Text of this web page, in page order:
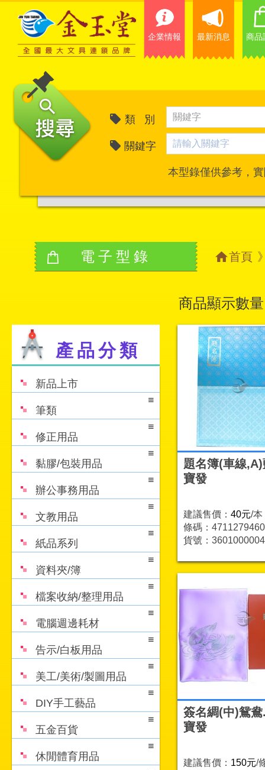
企業情報 最新消息 商品
類 別
關鍵字
本型錄僅供參考，
電子型錄 首頁
產品分類
新品上市
筆類
修正用品
黏膠/包裝用品
辦公事務用品
文教用品
紙品系列
資料夾/簿
檔案收納/整理用品
電腦週邊耗材
告示/白板用品
美工/美術/製圖用品
DIY手工藝品
五金百貨
休閒體育用品
商品顯示數量
題名簿(車線
寶發
建議售價： 40元/本
條碼：
貨號：3601000004
簽名綢(中)鴛
寶發
建議售價： 150元/